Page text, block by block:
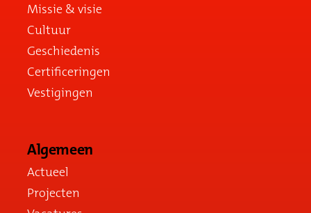
Missie & visie
Cultuur
Geschiedenis
Certificeringen
Vestigingen
Algemeen
Actueel
Projecten